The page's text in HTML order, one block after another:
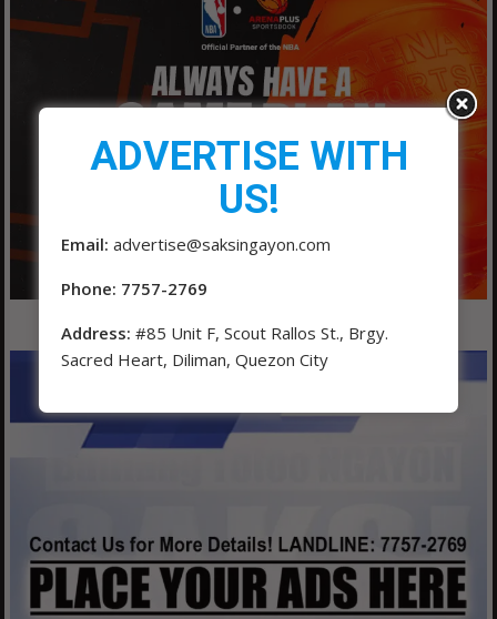
ADVERTISE WITH
US!
Email: advertise@saksingayon.com
Phone: 7757-2769
Address: #85 Unit F, Scout Rallos St., Brgy.
Sacred Heart, Diliman, Quezon City